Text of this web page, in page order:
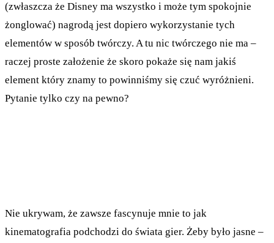
(zwłaszcza że Disney ma wszystko i może tym spokojnie
żonglować) nagrodą jest dopiero wykorzystanie tych
elementów w sposób twórczy. A tu nic twórczego nie ma –
raczej proste założenie że skoro pokaże się nam jakiś
element który znamy to powinniśmy się czuć wyróżnieni.
Pytanie tylko czy na pewno?
Nie ukrywam, że zawsze fascynuje mnie to jak
kinematografia podchodzi do świata gier. Żeby było jasne –